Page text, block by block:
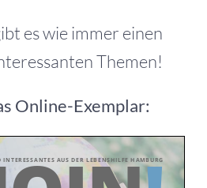
es wie immer einen
Themen!
Online-Exemplar: